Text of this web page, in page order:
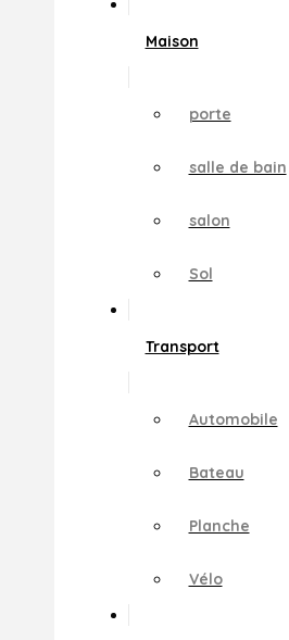
Maison
porte
salle de bain
salon
Sol
Transport
Automobile
Bateau
Planche
Vélo